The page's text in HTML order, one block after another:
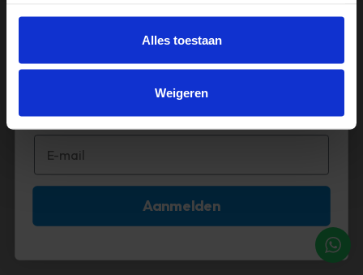
Alles toestaan
Weigeren
Méér deals? 🤩
Abonneer je op onze mail!
Aanmelden